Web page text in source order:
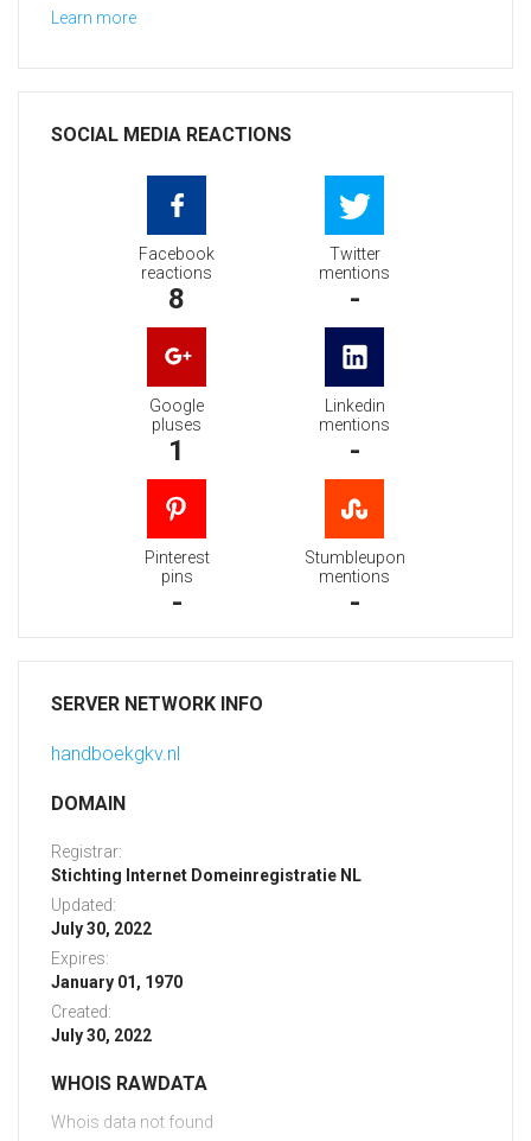
Learn more
SOCIAL MEDIA REACTIONS
Facebook
reactions
8
Twitter
mentions
-
Google
pluses
1
Linkedin
mentions
-
Pinterest
pins
-
Stumbleupon
mentions
-
SERVER NETWORK INFO
handboekgkv.nl
DOMAIN
Registrar:
Stichting Internet Domeinregistratie NL
Updated:
July 30, 2022
Expires:
January 01, 1970
Created:
July 30, 2022
WHOIS RAWDATA
Whois data not found